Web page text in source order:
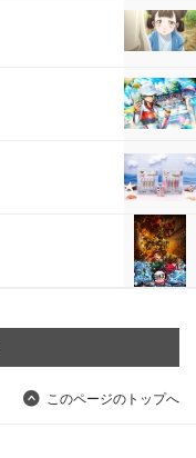
このページのトップへ